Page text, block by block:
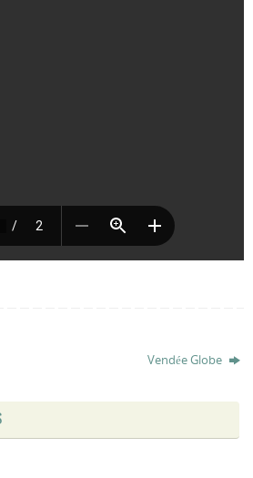
Vendée Globe